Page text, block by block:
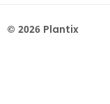
© 2026 Plantix